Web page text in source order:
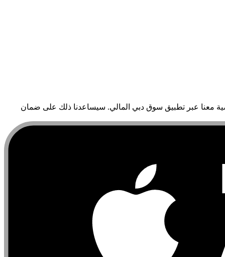
معنا عبر تطبيق سوق دبي المالي. سيساعدنا ذلك على ضمان